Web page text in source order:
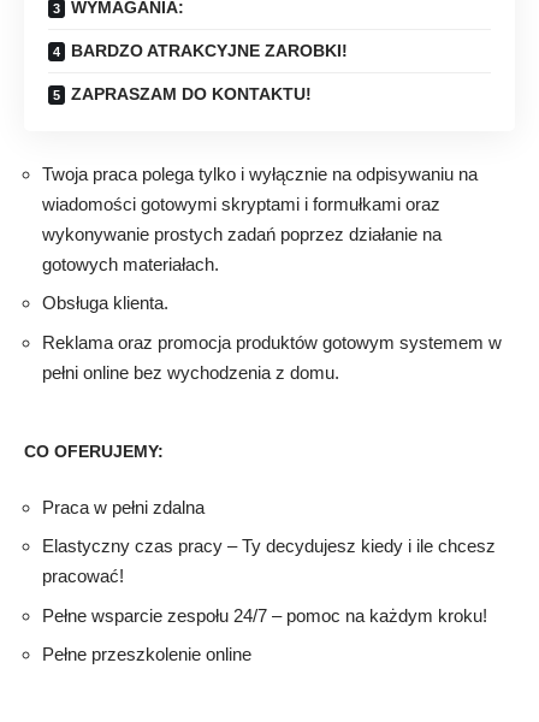
WYMAGANIA:
BARDZO ATRAKCYJNE ZAROBKI!
ZAPRASZAM DO KONTAKTU!
Twoja praca polega tylko i wyłącznie na odpisywaniu na
wiadomości gotowymi skryptami i formułkami oraz
wykonywanie prostych zadań poprzez działanie na
gotowych materiałach.
Obsługa klienta.
Reklama oraz promocja produktów gotowym systemem w
pełni online bez wychodzenia z domu.
CO OFERUJEMY:
Praca w pełni zdalna
Elastyczny czas pracy – Ty decydujesz kiedy i ile chcesz
pracować!
Pełne wsparcie zespołu 24/7 – pomoc na każdym kroku!
Pełne przeszkolenie online